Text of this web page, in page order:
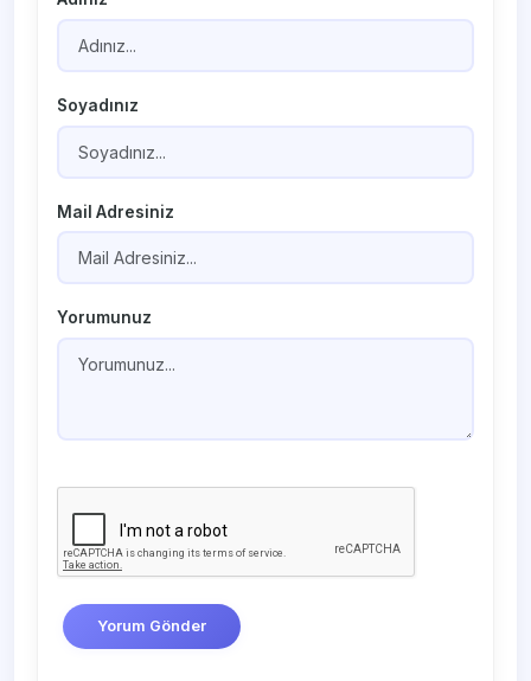
Soyadınız
Mail Adresiniz
Yorumunuz
Yorum Gönder